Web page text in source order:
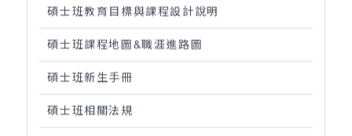
碩士班教育目標與課程設計說明
碩士班課程地圖&職涯進路圖
碩士班新生手冊
碩士班相關法規